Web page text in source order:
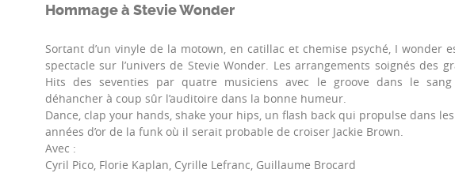
Hommage à Stevie Wonder
Sortant d’un vinyle de la motown, en catillac et chemise psyché, I wonder
spectacle sur l’univers de Stevie Wonder. Les arrangements soignés des
Hits des seventies par quatre musiciens avec le groove dans le
déhancher à coup sûr l’auditoire dans la bonne humeur.
Dance, clap your hands, shake your hips, un flash back qui propulse dans les
années d’or de la funk où il serait probable de croiser Jackie Brown.
Avec :
Cyril Pico, Florie Kaplan, Cyrille Lefranc, Guillaume Brocard